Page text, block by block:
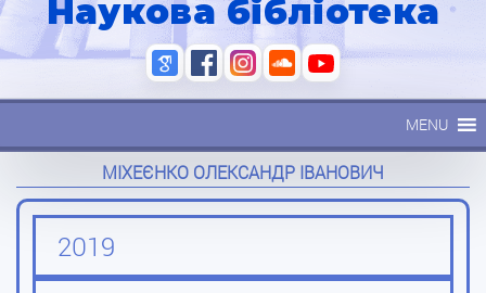
Наукова бібліотека
MENU
МІХЕЄНКО ОЛЕКСАНДР ІВАНОВИЧ
2019